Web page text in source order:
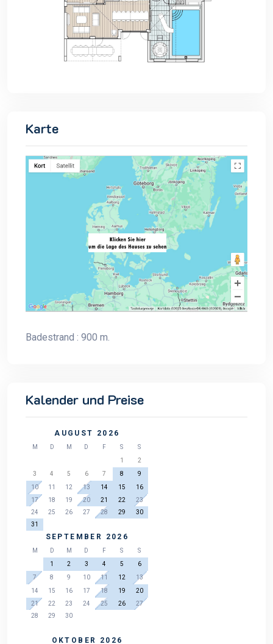
Karte
Badestrand : 900 m.
Kalender und Preise
AUGUST 2026
M D M D F S
S
1
2
3
4 5 6 7 8
9
10
11 12 13 14 15
16
17
18 19 20 21 22
23
24
25 26 27 28 29
30
31
SEPTEMBER 2026
M D M D F S
S
1
2 3 4 5
6
7
8 9 10 11 12
13
14
15 16 17 18 19
20
21
22 23 24 25 26
27
28
29 30
OKTOBER 2026